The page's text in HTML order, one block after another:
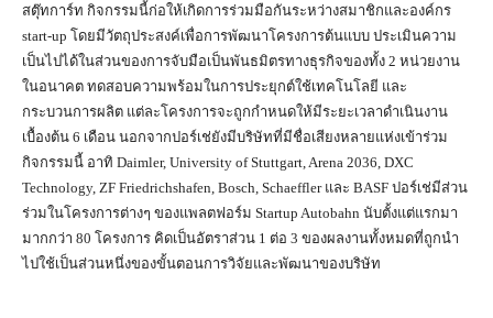
สตุ๊ทการ์ท กิจกรรมนี้ก่อให้เกิดการร่วมมือกันระหว่างสมาชิกและองค์กร
start-up โดยมีวัตถุประสงค์เพื่อการพัฒนาโครงการต้นแบบ ประเมินความ
เป็นไปได้ในส่วนของการจับมือเป็นพันธมิตรทางธุรกิจของทั้ง 2 หน่วยงาน
ในอนาคต ทดสอบความพร้อมในการประยุกต์ใช้เทคโนโลยี และ
กระบวนการผลิต แต่ละโครงการจะถูกกำหนดให้มีระยะเวลาดำเนินงาน
เบื้องต้น 6 เดือน นอกจากปอร์เช่ยังมีบริษัทที่มีชื่อเสียงหลายแห่งเข้าร่วม
กิจกรรมนี้ อาทิ Daimler, University of Stuttgart, Arena 2036, DXC
Technology, ZF Friedrichshafen, Bosch, Schaeffler และ BASF ปอร์เช่มีส่วน
ร่วมในโครงการต่างๆ ของแพลตฟอร์ม Startup Autobahn นับตั้งแต่แรกมา
มากกว่า 80 โครงการ คิดเป็นอัตราส่วน 1 ต่อ 3 ของผลงานทั้งหมดที่ถูกนำ
ไปใช้เป็นส่วนหนึ่งของขั้นตอนการวิจัยและพัฒนาของบริษัท